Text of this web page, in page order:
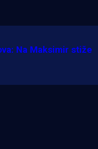
Na Maksimir stiže